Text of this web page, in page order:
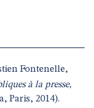
Fontenelle,
à la presse,
Paris, 2014).